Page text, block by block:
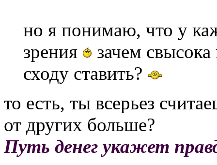
но я понимаю, что у
зрения
зачем
сходу ставить?
то есть, ты всерьез
от других больше?
Путь денег укажет